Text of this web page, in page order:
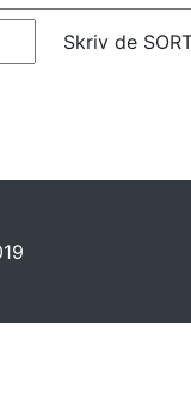
Skriv de